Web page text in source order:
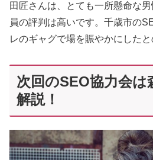
田匠さんは、とても一所懸命な
員の評判は高いです。千歳市の
レのギャグで場を賑やかにしたと
次回のSEO協力会は
解説！